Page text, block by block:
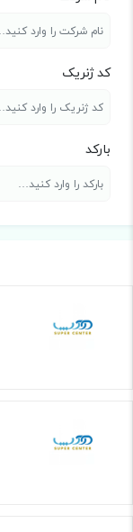
کد ژنریک
بارکد